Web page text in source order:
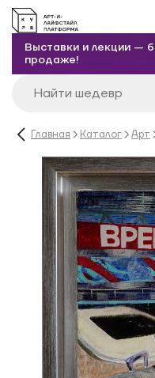
Выставки и лекции —
продаже!
Главная Каталог Арт